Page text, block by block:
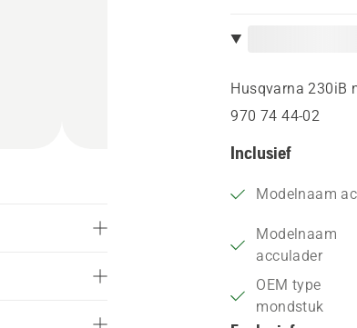
Husqvarna 230iB
970 74 44‑02
Inclusief
Modelnaam
Modelnaam
acculader
OEM type
mondstuk